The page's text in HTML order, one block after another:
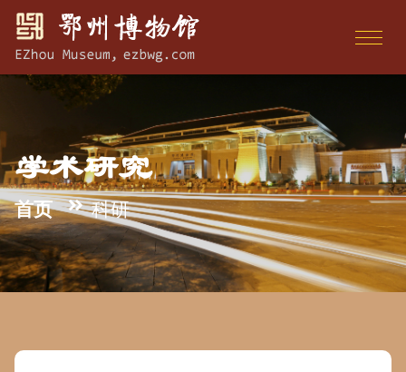
学术研究
首页 科研